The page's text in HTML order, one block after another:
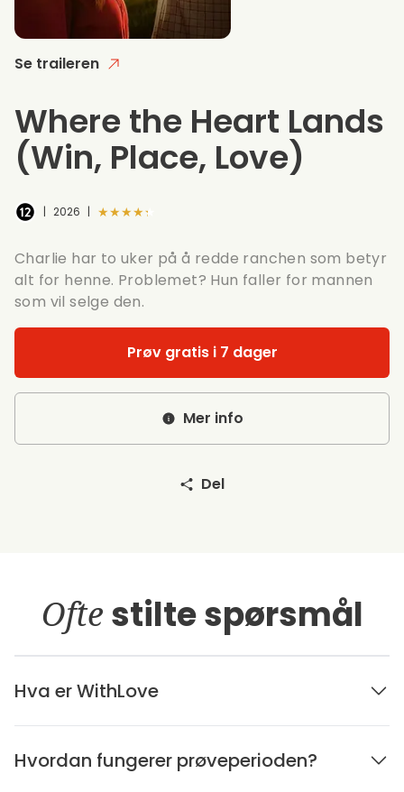
Se traileren
Where the Heart Lands
(Win, Place, Love)
| 2026 | ★★★★★
Charlie har to uker på å redde ranchen som betyr
alt for henne. Problemet? Hun faller for mannen
som vil selge den.
Prøv gratis i 7 dager
Mer info
Del
Ofte stilte spørsmål
Hva er WithLove
Hvordan fungerer prøveperioden?